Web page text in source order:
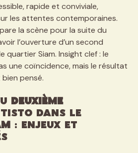
rapide et conviviale,
les attentes contemporaines.
la scène pour la suite du
l’ouverture d’un second
quartier Siam. Insight clef : le
une coïncidence, mais le résultat
pensé.
deuxième
Tisto dans le
: enjeux et